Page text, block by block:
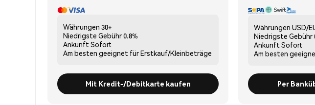
Währungen 30+
Niedrigste Gebühr0.8%
Ankunft Sofort
Am besten geeignet fürErstkauf/Kleinbeträge
Mit Kredit-/Debitkarte kaufen
Währungen USD/
Niedrigste Gebühr
Ankunft Sofort
Am besten
Per